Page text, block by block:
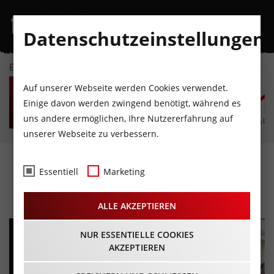
EVENTKALENDER
FR
7
AUGUST
SA
8
AUGUST
SO
9
AUGUST
MO
10
AUGUST
DI
11
AUGUST
34. Pitztaler Schneefest
11.04.2026 - Beginn 12:00 Uhr
Datenschutzeinstellungen
Auf unserer Webseite werden Cookies verwendet.
Einige davon werden zwingend benötigt, während es
uns andere ermöglichen, Ihre Nutzererfahrung auf
unserer Webseite zu verbessern.
Essentiell Marketing
ALLE AKZEPTIEREN
NUR ESSENTIELLE COOKIES
AKZEPTIEREN